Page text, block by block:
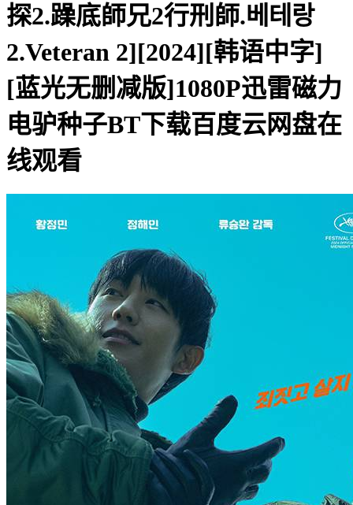
探2.躁底師兄2行刑師.베테랑
2.Veteran 2][2024][韩语中字]
[蓝光无删减版]1080P迅雷磁力
电驴种子BT下载百度云网盘在
线观看